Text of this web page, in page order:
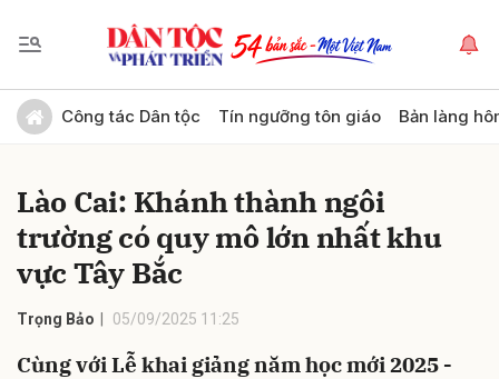
Công tác Dân tộc Tín ngưỡng tôn giáo Bản làng
Lào Cai: Khánh thành ngôi
trường có quy mô lớn nhất khu
vực Tây Bắc
Trọng Bảo 05/09/2025 11:25
Cùng với Lễ khai giảng năm học mới 2025 -
Gửi bình luận